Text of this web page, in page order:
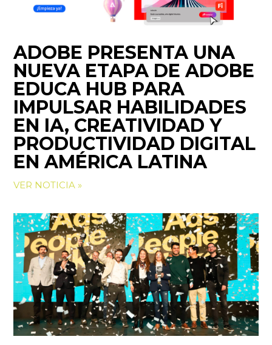
ADOBE PRESENTA UNA
NUEVA ETAPA DE ADOBE
EDUCA HUB PARA
IMPULSAR HABILIDADES
EN IA, CREATIVIDAD Y
PRODUCTIVIDAD DIGITAL
EN AMÉRICA LATINA
VER NOTICIA »